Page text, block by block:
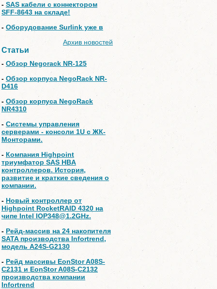
- SAS кабели с коннектором
SFF-8643 на складе!
- Оборудование Surlink уже в
Архив новостей
Статьи
- Обзор Negorack NR-125
- Обзор корпуса NegoRack NR-
D416
- Обзор корпуса NegoRack
NR4310
- Системы управления
серверами - консоли 1U с ЖК-
Монторами.
- Компания Highpoint
триумфатор SAS HBA
контроллеров. История,
развитие и краткие сведения о
компании.
- Новый контроллер от
Highpoint RocketRAID 4320 на
чипе Intel IOP348@1.2GHz.
- Рейд-массив на 24 накопителя
SATA производства Infortrend,
модель A24S-G2130
- Рейд массивы EonStor A08S-
C2131 и EonStor A08S-C2132
производства компании
Infortrend